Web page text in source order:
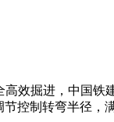
效掘进，中国铁
控制转弯半径，